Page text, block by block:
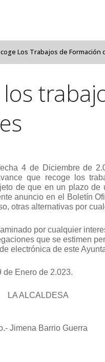
Los Trabajos de
4 de Diciembre de
que recoge los
de que en un plazo de
anuncio en el
Boletín
otras alternativas por
por cualquier
que se estimen
electrónica de este
de Enero de 2.023.
LA ALCALDESA
Jimena Barrio Guerra